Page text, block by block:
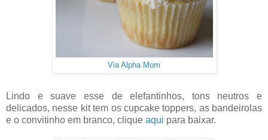
Via Alpha Mom
Lindo e suave esse de elefantinhos, tons neutros e
delicados, nesse kit tem os cupcake toppers, as bandeirolas
e o convitinho em branco, clique aqui para baixar.